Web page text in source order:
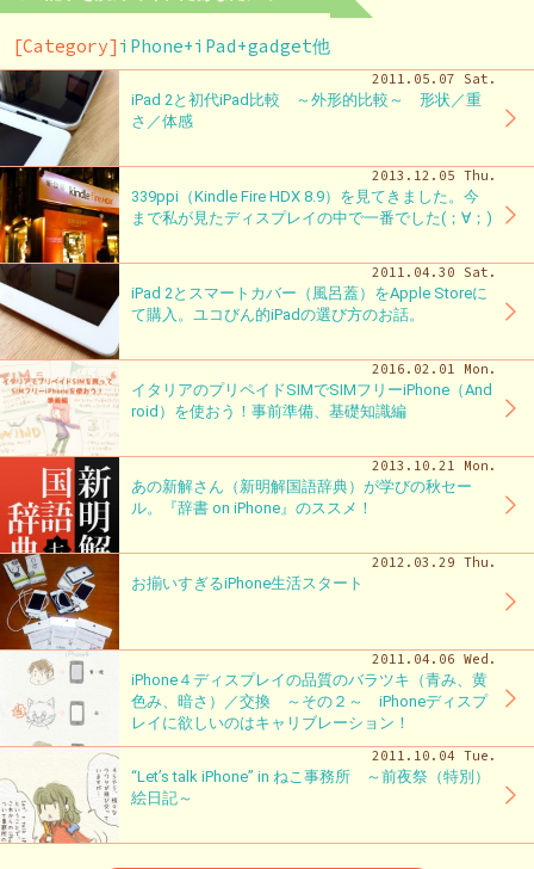
[Category]iPhone+iPad+gadget他
2011.05.07 Sat.
iPad 2と初代iPad比較 ～外形的比較～ 形状／重
さ／体感
2013.12.05 Thu.
339ppi（Kindle Fire HDX 8.9）を見てきました。今
まで私が見たディスプレイの中で一番でした(；∀；)
2011.04.30 Sat.
iPad 2とスマートカバー（風呂蓋）をApple Storeに
て購入。ユコびん的iPadの選び方のお話。
2016.02.01 Mon.
イタリアのプリペイドSIMでSIMフリーiPhone（And
roid）を使おう！事前準備、基礎知識編
2013.10.21 Mon.
あの新解さん（新明解国語辞典）が学びの秋セー
ル。『辞書 on iPhone』のススメ！
2012.03.29 Thu.
お揃いすぎるiPhone生活スタート
2011.04.06 Wed.
iPhone４ディスプレイの品質のバラツキ（青み、黄
色み、暗さ）／交換 ～その２～ iPhoneディスプ
レイに欲しいのはキャリブレーション！
2011.10.04 Tue.
“Let’s talk iPhone” in ねこ事務所 ～前夜祭（特別）
絵日記～